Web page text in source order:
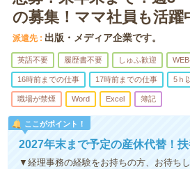
の募集！ママ社員も活躍
派遣先 出版・メディア企業です。
英語不要 履歴書不要 しゅふ歓迎
16時前までの仕事 17時前までの仕事 5ｈ
職場が禁煙 Word Excel 簿記
ここがポイント！
2027年末まで予定の産休代替！
▼経理事務の経験をお持ちの方、お待ち